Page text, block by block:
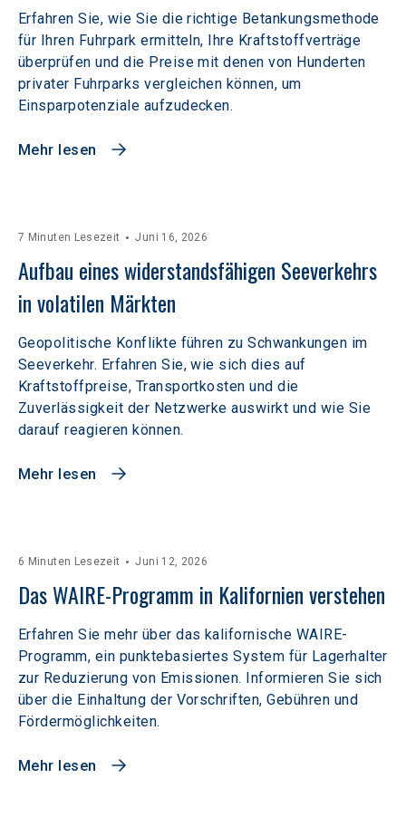
Erfahren Sie, wie Sie die richtige Betankungsmethode
für Ihren Fuhrpark ermitteln, Ihre Kraftstoffverträge
überprüfen und die Preise mit denen von Hunderten
privater Fuhrparks vergleichen können, um
Einsparpotenziale aufzudecken.
Mehr lesen
7 Minuten Lesezeit Juni 16, 2026
Aufbau eines widerstandsfähigen Seeverkehrs
in volatilen Märkten
Geopolitische Konflikte führen zu Schwankungen im
Seeverkehr. Erfahren Sie, wie sich dies auf
Kraftstoffpreise, Transportkosten und die
Zuverlässigkeit der Netzwerke auswirkt und wie Sie
darauf reagieren können.
Mehr lesen
6 Minuten Lesezeit Juni 12, 2026
Das WAIRE-Programm in Kalifornien verstehen
Erfahren Sie mehr über das kalifornische WAIRE-
Programm, ein punktebasiertes System für Lagerhalter
zur Reduzierung von Emissionen. Informieren Sie sich
über die Einhaltung der Vorschriften, Gebühren und
Fördermöglichkeiten.
Mehr lesen